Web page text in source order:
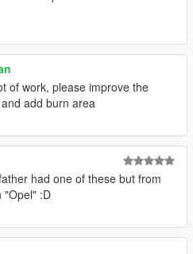
of work, please improve the
add burn area
had one of these but from
"Opel" :D